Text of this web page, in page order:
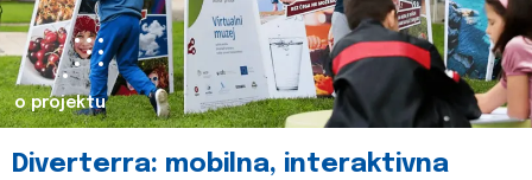
o projektu
Diverterra: mobilna, interaktivna